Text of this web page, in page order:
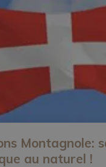
Montagnole:
au naturel !